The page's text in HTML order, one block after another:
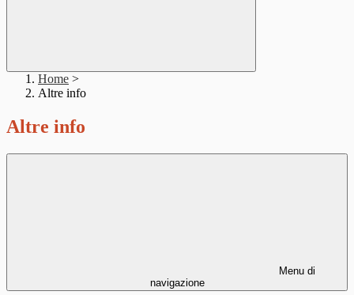
Home >
Altre info
Altre info
Menu di
navigazione